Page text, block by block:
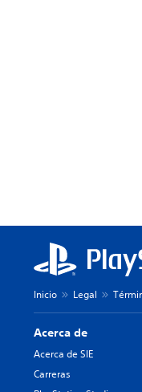
Inicio Legal
Acerca de
Acerca de SIE
Carreras